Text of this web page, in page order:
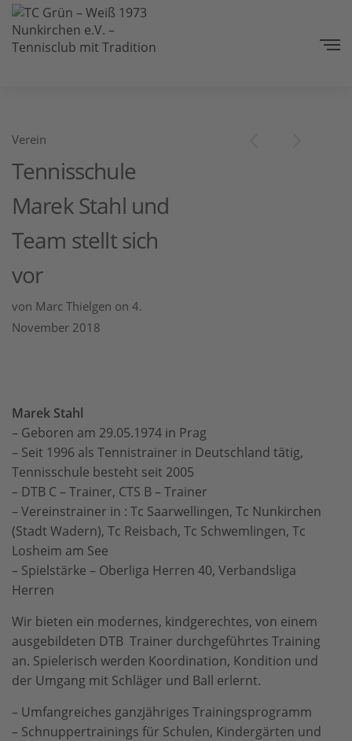
Verein
Tennisschule
Marek Stahl und
Team stellt sich
vor
von Marc Thielgen on 4.
November 2018
Marek Stahl
– Geboren am 29.05.1974 in Prag
– Seit 1996 als Tennistrainer in Deutschland tätig,
Tennisschule besteht seit 2005
– DTB C – Trainer, CTS B – Trainer
– Vereinstrainer in : Tc Saarwellingen, Tc Nunkirchen
(Stadt Wadern), Tc Reisbach, Tc Schwemlingen, Tc
Losheim am See
– Spielstärke – Oberliga Herren 40, Verbandsliga
Herren
Wir bieten ein modernes, kindgerechtes, von einem
ausgebildeten DTB Trainer durchgeführtes Training
an. Spielerisch werden Koordination, Kondition und
der Umgang mit Schläger und Ball erlernt.
– Umfangreiches ganzjähriges Trainingsprogramm
– Schnuppertrainings für Schulen, Kindergärten und